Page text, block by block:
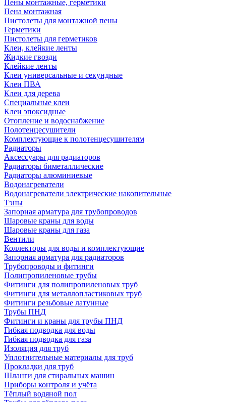
Пены монтажные, герметики
Пена монтажная
Пистолеты для монтажной пены
Герметики
Пистолеты для герметиков
Клеи, клейкие ленты
Жидкие гвозди
Клейкие ленты
Клеи универсальные и секундные
Клеи ПВА
Клеи для дерева
Специальные клеи
Клеи эпоксидные
Отопление и водоснабжение
Полотенцесушители
Комплектующие к полотенцесушителям
Радиаторы
Аксессуары для радиаторов
Радиаторы биметаллические
Радиаторы алюминиевые
Водонагреватели
Водонагреватели электрические накопительные
Тэны
Запорная арматура для трубопроводов
Шаровые краны для воды
Шаровые краны для газа
Вентили
Коллекторы для воды и комплектующие
Запорная арматура для радиаторов
Трубопроводы и фитинги
Полипропиленовые трубы
Фитинги для полипропиленовых труб
Фитинги для металлопластиковых труб
Фитинги резьбовые латунные
Трубы ПНД
Фитинги и краны для трубы ПНД
Гибкая подводка для воды
Гибкая подводка для газа
Изоляция для труб
Уплотнительные материалы для труб
Прокладки для труб
Шланги для стиральных машин
Приборы контроля и учёта
Тёплый водяной пол